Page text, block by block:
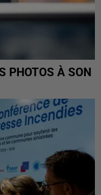
PHOTOS À SON